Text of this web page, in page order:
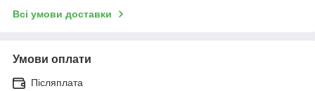
Всі умови доставки
Умови оплати
Післяплата